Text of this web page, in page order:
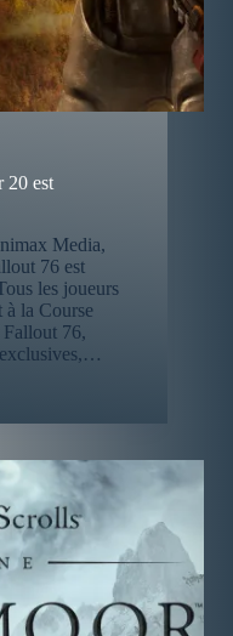
20 est
Media,
76 est
les joueurs
à la Course
Fallout 76,
exclusives,…